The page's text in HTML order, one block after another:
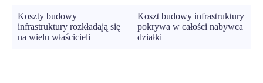
Koszty budowy
infrastruktury rozkładają się
na wielu właścicieli
Koszt budowy infrastruktury
pokrywa w całości nabywca
działki